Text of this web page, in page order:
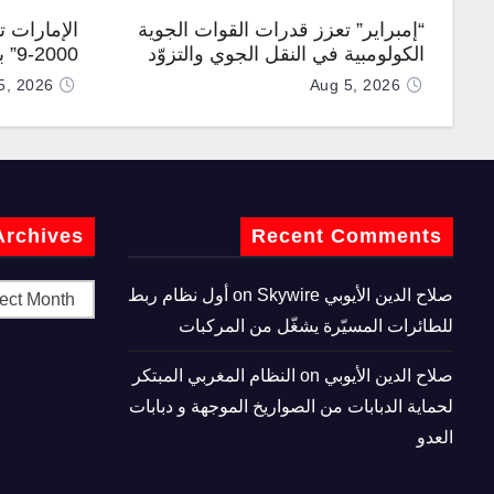
“إمبراير” تعزز قدرات القوات الجوية
الكولومبية في النقل الجوي والتزوّد
بالوقود جوًا من خلال تزويدها بطائرتي
Aug 5, 2026
المطورة
2026
Recent Comments
صلاح الدين الأيوبي
Skywire أول نظام ربط
للطائرات المسيّرة يشغّل من المركبات
صلاح الدين الأيوبي
النظام المغربي المبتكر
لحماية الدبابات من الصواريخ الموجهة و دبابات
العدو